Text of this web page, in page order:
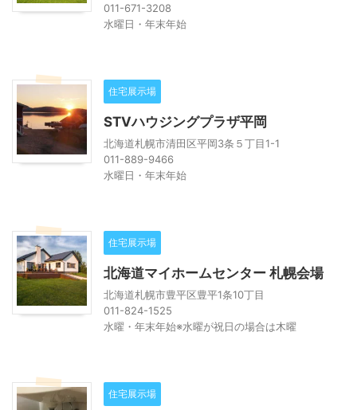
011-671-3208
水曜日・年末年始
住宅展示場
STVハウジングプラザ平岡
北海道札幌市清田区平岡3条５丁目1-1
011-889-9466
水曜日・年末年始
住宅展示場
北海道マイホームセンター 札幌会場
北海道札幌市豊平区豊平1条10丁目
011-824-1525
水曜・年末年始※水曜が祝日の場合は木曜
住宅展示場